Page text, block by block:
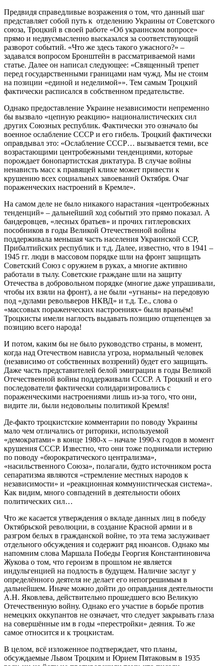
Предвидя справедливые возражения о том, что данный шаг
представляет собой путь к отделению Украины от Советского
союза, Троцкий в своей работе «Об украинском вопросе»
прямо и недвусмысленно высказался за соответствующий
разворот событий. «Что же здесь такого ужасного?» –
задавался вопросом Бронштейн в рассматриваемой нами
статье. Далее он написал следующее: «Священный трепет
перед государственными границами нам чужд. Мы не стоим
на позиции «единой и неделимой»». Тем самым Троцкий
фактически расписался в собственном предательстве.
Однако предоставление Украине независимости непременно
бы вызвало «цепную реакцию» националистических сил
других Союзных республик. Фактически это означало бы
военное ослабление СССР и его гибель. Троцкий фактически
оправдывал это: «Ослабление СССР… вызывается теми, все
возрастающими центробежными тенденциями, которые
порождает бонопартистская диктатура. В случае войны
ненависть масс к правящей клике может привести к
крушению всех социальных завоеваний Октября. Очаг
пораженческих настроений в Кремле».
На самом деле не было никакого нарастания «центробежных
тенденций» – дальнейший ход событий это прямо показал. А
бандеровцев, «лесных братьев» и прочих гитлеровских
пособников в годы Великой Отечественной войны
поддерживала меньшая часть населения Украинской ССР,
Прибалтийских республик и т.д. Далее, известно, что в 1941 –
1945 гг. люди в массовом порядке шли на фронт защищать
Советский Союз с оружием в руках, а многие активно
работали в тылу. Советские граждане шли на защиту
Отечества в добровольном порядке (многие даже упрашивали,
чтобы их взяли на фронт), а не были «угнаны» на передовую
под «дулами револьверов НКВД» и т.д. Т.е., слова о
«массовых пораженческих настроениях» были враньём!
Троцкисты имели наглость выдавать позицию отщепенцев за
позицию всего народа!
И потом, каким бы не было руководство страны, в момент,
когда над Отечеством нависла угроза, нормальный человек
(независимо от собственных воззрений) будет его защищать.
Даже часть представителей белой эмиграции в годы Великой
Отечественной войны поддерживали СССР. А Троцкий и его
последователи фактически солидаризировались с
пораженческими настроениями лишь из-за того, что они,
видите ли, были недовольны политикой Кремля!
Де-факто троцкистские комментарии по поводу Украины
мало чем отличались от риторики, используемой
«демократами» в конце 1980-х – начале 1990-х годов в момент
крушения СССР. Известно, что они тоже поднимали истерию
по поводу «бюрократического централизма»,
«насильственного Союза», полагали, будто источником роста
сепаратизма являются «стремление местных народов к
независимости» и «реакционная коммунистическая система».
Как видим, много совпадений в деятельности обоих
политических сил…
Что же касается утверждения о вкладе данных лиц в победу
Октябрьской революции, в создание Красной армии и в
разгром белых в гражданской войне, то эта тема заслуживает
отдельного обсуждения и содержит ряд нюансов. Однако мы
напомним слова Маршала Победы Георгия Константиновича
Жукова о том, что героизм в прошлом не является
индульгенцией на подлость в будущем. Наличие заслуг у
определённого деятеля не делает его непогрешимым в
дальнейшем. Иначе можно дойти до оправдания деятельности
А.Н. Яковлева, действительно прошедшего всю Великую
Отечественную войну. Однако его участие в борьбе против
немецких оккупантов не означает, что следует закрывать глаза
на совершённые им в годы «перестройки» деяния. То же
самое относится и к троцкистам.
В целом, всё изложенное подтверждает, что планы,
обсуждаемые Львом Троцким и Юрием Пятаковым в 1935